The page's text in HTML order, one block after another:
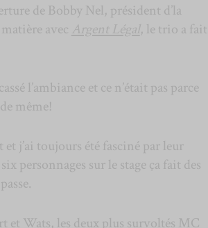
de Bobby Nel, président d’la
avec Argent Légal, le trio a fait
l’ambiance et ce n’était pas parce
même!
j’ai toujours été fasciné par leur
personnages sur le stage ça fait des
et Wats, les deux plus survoltés MC